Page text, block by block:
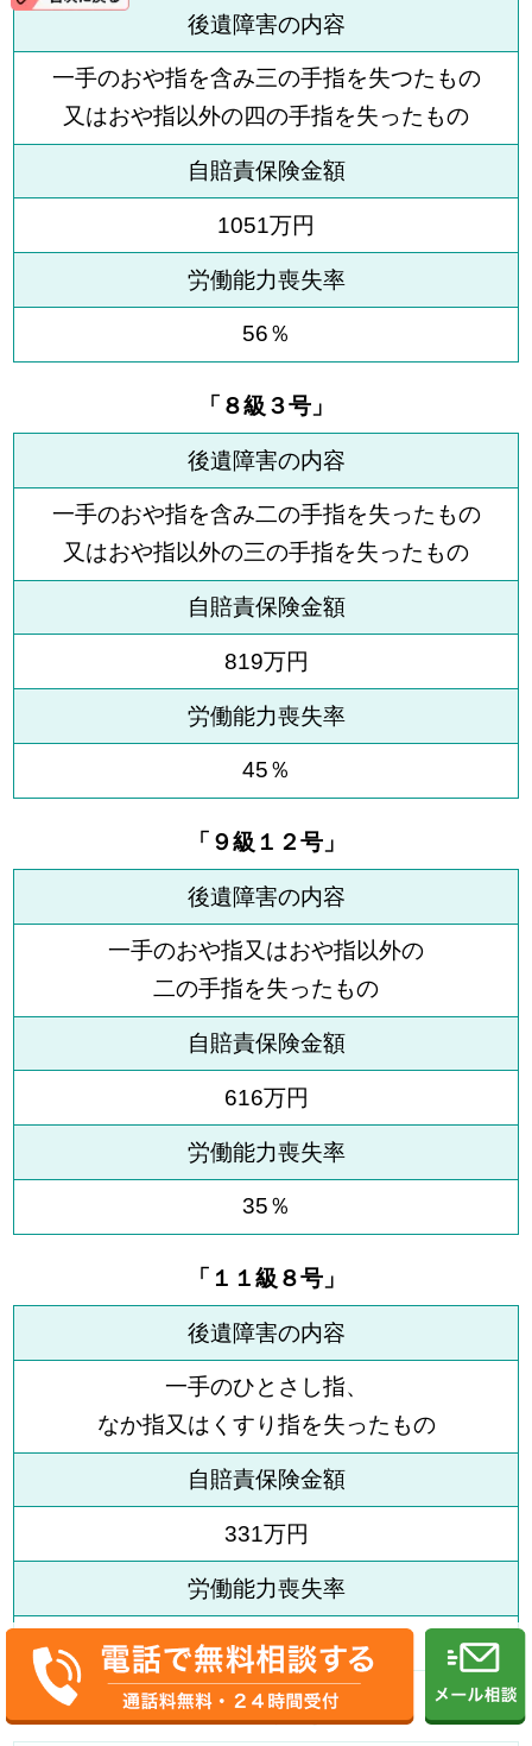
後遺障害の内容
一手のおや指を含み三の手指を失つたもの
又はおや指以外の四の手指を失ったもの
自賠責保険金額
1051万円
労働能力喪失率
56％
「８級３号」
後遺障害の内容
一手のおや指を含み二の手指を失ったもの
又はおや指以外の三の手指を失ったもの
自賠責保険金額
819万円
労働能力喪失率
45％
「９級１２号」
後遺障害の内容
一手のおや指又はおや指以外の
二の手指を失ったもの
自賠責保険金額
616万円
労働能力喪失率
35％
「１１級８号」
後遺障害の内容
一手のひとさし指、
なか指又はくすり指を失ったもの
自賠責保険金額
331万円
労働能力喪失率
20％
「１２級９号」